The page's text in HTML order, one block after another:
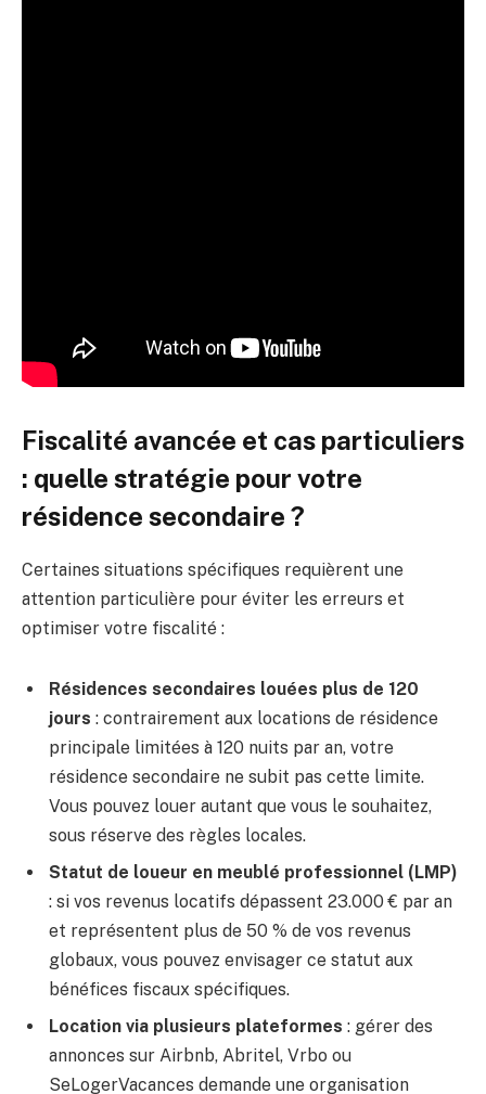
Fiscalité avancée et cas particuliers
: quelle stratégie pour votre
résidence secondaire ?
Certaines situations spécifiques requièrent une
attention particulière pour éviter les erreurs et
optimiser votre fiscalité :
Résidences secondaires louées plus de 120
jours : contrairement aux locations de résidence
principale limitées à 120 nuits par an, votre
résidence secondaire ne subit pas cette limite.
Vous pouvez louer autant que vous le souhaitez,
sous réserve des règles locales.
Statut de loueur en meublé professionnel (LMP)
: si vos revenus locatifs dépassent 23.000 € par an
et représentent plus de 50 % de vos revenus
globaux, vous pouvez envisager ce statut aux
bénéfices fiscaux spécifiques.
Location via plusieurs plateformes : gérer des
annonces sur Airbnb, Abritel, Vrbo ou
SeLogerVacances demande une organisation